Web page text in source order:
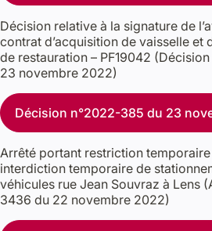
Décision relative à la signature de
contrat d’acquisition de vaisselle et
de restauration – PF19042
23 novembre 2022)
Décision n°2022-385 du 23
Arrêté portant restriction
interdiction temporaire de
véhicules rue Jean Souvraz à Lens
3436 du 22 novembre 2022)